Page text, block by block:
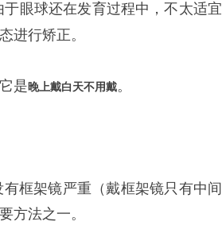
于眼球还在发育过程中，不太适宜
进行矫正。
是晚上戴白天不用戴。
框架镜严重（戴框架镜只有中间
方法之一。